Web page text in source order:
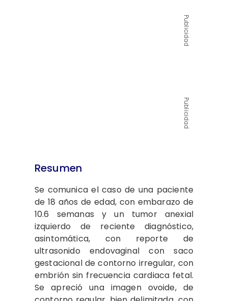
Publicidad
Publicidad
Resumen
Se comunica el caso de una paciente
de 18 años de edad, con embarazo de
10.6 semanas y un tumor anexial
izquierdo de reciente diagnóstico,
asintomática, con reporte de
ultrasonido endovaginal con saco
gestacional de contorno irregular, con
embrión sin frecuencia cardiaca fetal.
Se apreció una imagen ovoide, de